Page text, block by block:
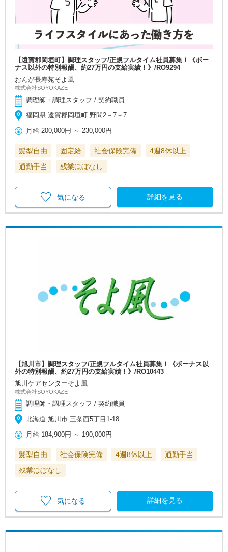
【遠賀郡岡垣町】調理スタッフ/正規フルタイム社員募集！《ボー
ナス以外の特別報酬、約27万円の支給実績！》/RO9294
おんが長寿苑そよ風
株式会社SOYOKAZE
調理師・調理スタッフ / 契約職員
福岡県 遠賀郡岡垣町 野間2－7－7
月給 200,000円 ～ 230,000円
髪型自由 固定給 社会保険完備
4週8休以上
通勤手当
残業ほぼなし
詳細を見る
気になる
【旭川市】調理スタッフ/正規フルタイム社員募集！《ボーナス以
外の特別報酬、約27万円の支給実績！》/RO10443
旭川ケアセンターそよ風
株式会社SOYOKAZE
調理師・調理スタッフ / 契約職員
北海道 旭川市 三条西5丁目1-18
月給 184,900円 ～ 190,000円
髪型自由 社会保険完備 4週8休以上
通勤手当
残業ほぼなし
詳細を見る
気になる